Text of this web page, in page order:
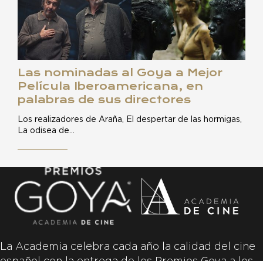
Las nominadas al Goya a Mejor
Película Iberoamericana, en
palabras de sus directores
Los realizadores de Araña, El despertar de las hormigas,
La odisea de…
La Academia celebra cada año la calidad del cine